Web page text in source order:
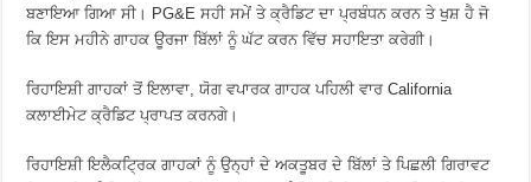
ਬਣਾਇਆ ਗਿਆ ਸੀ। PG&E ਸਹੀ ਸਮੇਂ ਤੇ ਕ੍ਰੈਡਿਟ ਦਾ ਪ੍ਰਬੰਧਨ ਕਰਨ ਤੇ ਖੁਸ਼ ਹੈ ਜੋ
ਕਿ ਇਸ ਮਹੀਨੇ ਗਾਹਕ ਊਰਜਾ ਬਿੱਲਾਂ ਨੂੰ ਘੱਟ ਕਰਨ ਵਿੱਚ ਸਹਾਇਤਾ ਕਰੇਗੀ।
ਰਿਹਾਇਸ਼ੀ ਗਾਹਕਾਂ ਤੋਂ ਇਲਾਵਾ, ਯੋਗ ਵਪਾਰਕ ਗਾਹਕ ਪਹਿਲੀ ਵਾਰ California
ਕਲਾਈਮੇਟ ਕ੍ਰੈਡਿਟ ਪ੍ਰਾਪਤ ਕਰਨਗੇ।
ਰਿਹਾਇਸ਼ੀ ਇਲੈਕਟ੍ਰਿਕ ਗਾਹਕਾਂ ਨੂੰ ਉਨ੍ਹਾਂ ਦੇ ਅਕਤੂਬਰ ਦੇ ਬਿੱਲਾਂ ਤੇ ਪਿਛਲੀ ਗਿਰਾਵਟ